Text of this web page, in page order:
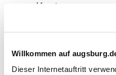
Willkommen auf
Dieser Internetauftritt
Kosten
Weitere Infos/